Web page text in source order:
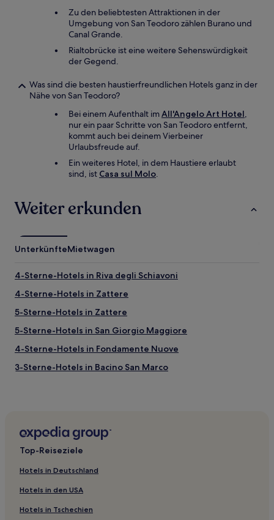
Zu den beliebtesten Attraktionen in der
Umgebung von San Teodoro zählen Burano und
Canal Grande.
Rialtobrücke ist eine weitere Sehenswürdigkeit
der Gegend.
Was sind die besten haustierfreundlichen Hotels ganz in der
Nähe von San Teodoro?
Bei einem Aufenthalt imAll'Angelo Art Hotel,
nur ein paar Schritte von San Teodoro entfernt,
kommt auch bei deinem Vierbeiner
Urlaubsfreude auf.
Ein weiteres Hotel, in dem Haustiere erlaubt
sind, ist Casa sul Molo.
Weiter erkunden
UnterkünfteMietwagen
4-Sterne-Hotels in Riva degli Schiavoni
4-Sterne-Hotels in Zattere
5-Sterne-Hotels in Zattere
5-Sterne-Hotels in San Giorgio Maggiore
4-Sterne-Hotels in Fondamente Nuove
3-Sterne-Hotels in Bacino San Marco
Hotels nahe Venedig Marina
Hotels nahe Palazzo Barbarigo della Terrazza
Hotels nahe Markusdom
Hotels nahe Galerie S. Eufemia
Hotels nahe Campanile di San Giorgio
Top-Reiseziele
Hotels in Deutschland
Hotels in den USA
Hotels in Tschechien